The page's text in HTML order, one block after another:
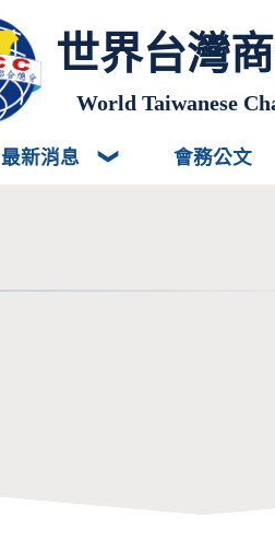
世界台灣
World Taiwanese
最新消息 會務公文